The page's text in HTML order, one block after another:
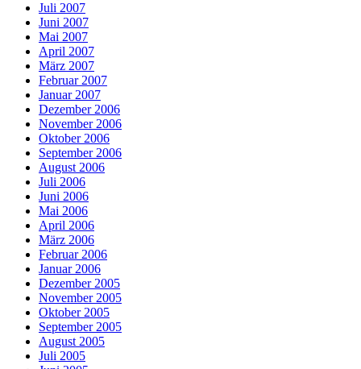
Juli 2007
Juni 2007
Mai 2007
April 2007
März 2007
Februar 2007
Januar 2007
Dezember 2006
November 2006
Oktober 2006
September 2006
August 2006
Juli 2006
Juni 2006
Mai 2006
April 2006
März 2006
Februar 2006
Januar 2006
Dezember 2005
November 2005
Oktober 2005
September 2005
August 2005
Juli 2005